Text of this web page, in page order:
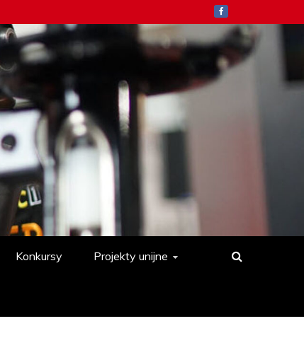
Konkursy Projekty unijne